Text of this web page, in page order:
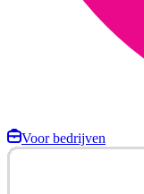
Voor bedrijven